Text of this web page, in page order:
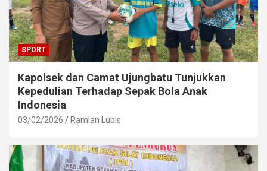
SPORT
Kapolsek dan Camat Ujungbatu Tunjukkan
Kepedulian Terhadap Sepak Bola Anak
Indonesia
03/02/2026 Ramlan Lubis